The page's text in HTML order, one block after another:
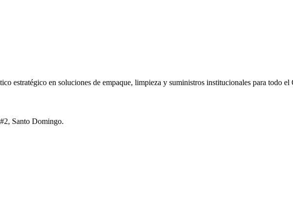
estratégico en soluciones de empaque, limpieza y suministros institucionales para todo el
Santo Domingo.